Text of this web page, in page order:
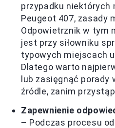
przypadku niektórych
Peugeot 407, zasady
Odpowietrznik w tym
jest przy siłowniku
typowych miejscach
Dlatego warto
lub zasięgnąć
źródle, zanim
Zapewnienie
– Podczas procesu